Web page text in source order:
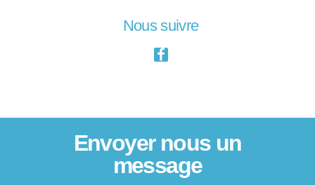
Nous suivre
Envoyer nous un
message